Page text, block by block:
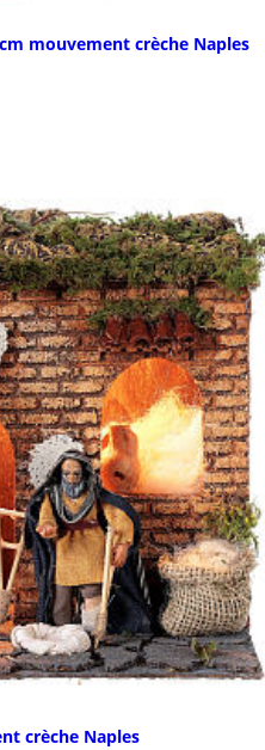
mouvement crèche Naples
crèche Naples